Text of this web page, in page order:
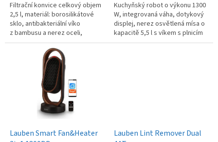
Filtrační konvice celkový objem
2,5 l, materiál: borosilikátové
sklo, antibakteriální víko
z bambusu a nerez oceli,
prémiový design, ve vodě
nezůstává žádná plastová
Kuchyňský robot o výkonu 1300
W, integrovaná váha, dotykový
displej, nerez osvětlená mísa o
kapacitě 5,5 l s víkem s plnicím
otvorem, bohaté příslušenství,
Lauben Smart Fan&Heater
Lauben Lint Remover Dual